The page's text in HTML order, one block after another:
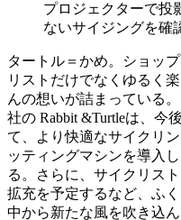
プロジェクターで投
ないサイジングを確
タートル＝かめ。ショッ
リストだけでなくゆるく
んの想いが詰まっている
社の Rabbit &Turtleは、今
て、より快適なサイクリ
ッティングマシンを導入
る。さらに、サイクリス
拡充を予定するなど、ふ
中から新たな風を吹き込ん